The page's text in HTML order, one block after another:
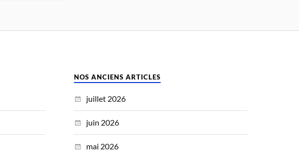
NOS ANCIENS ARTICLES
juillet 2026
juin 2026
mai 2026